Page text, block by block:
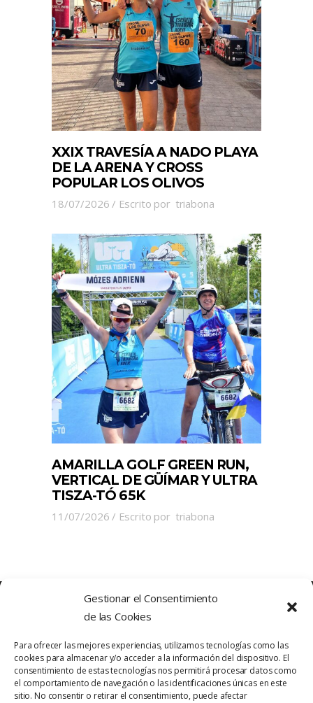
Gestionar el Consentimiento
de las Cookies
Para ofrecer las mejores experiencias, utilizamos tecnologías como las
cookies para almacenar y/o acceder a la información del dispositivo. El
consentimiento de estas tecnologías nos permitirá procesar datos como
el comportamiento de navegación o las identificaciones únicas en este
sitio. No consentir o retirar el consentimiento, puede afectar
XXIX TRAVESÍA A NADO PLAYA
DE LA ARENA Y CROSS
POPULAR LOS OLIVOS
18/07/2026 Escrito por triabona
AMARILLA GOLF GREEN RUN,
VERTICAL DE GÜÍMAR Y ULTRA
TISZA-TÓ 65K
11/07/2026 Escrito por triabona